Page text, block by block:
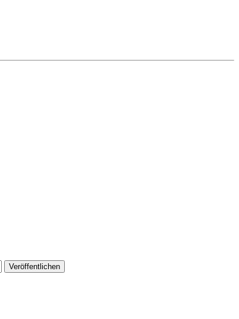
Veröffentlichen